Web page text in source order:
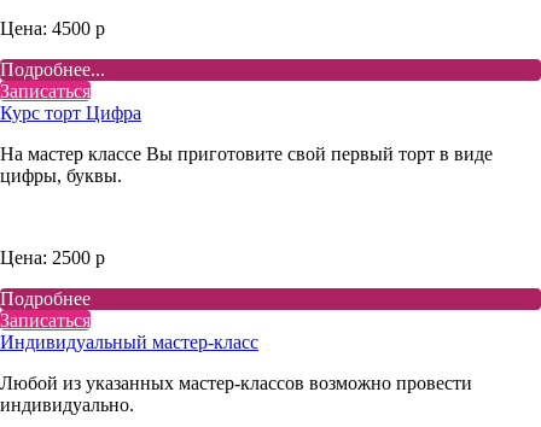
Цена: 4500 р
Подробнее...
Записаться
Курс торт Цифра
На мастер классе Вы приготовите свой первый торт в виде
цифры, буквы.
Цена: 2500 р
Подробнее
Записаться
Индивидуальный мастер-класс
Любой из указанных мастер-классов возможно провести
индивидуально.